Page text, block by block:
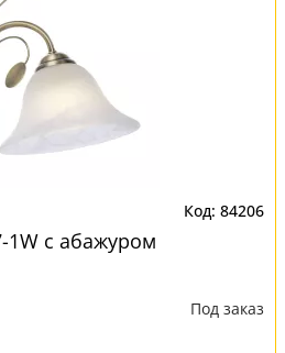
84206
1W с абажуром
Под заказ